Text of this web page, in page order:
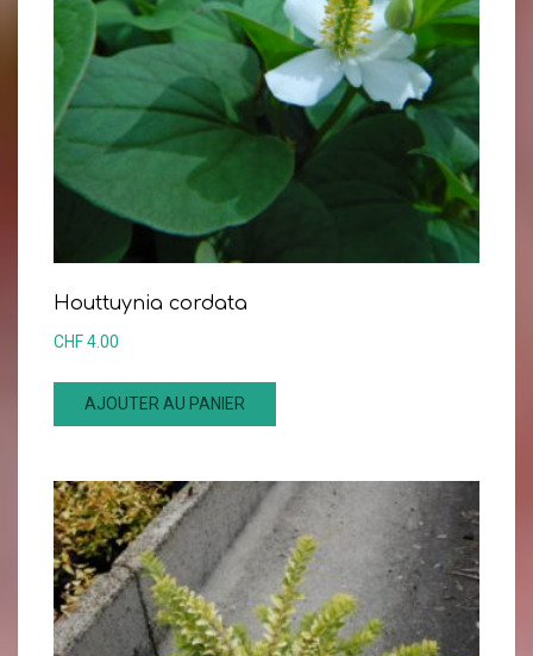
Houttuynia cordata
CHF4.00
AJOUTER AU PANIER